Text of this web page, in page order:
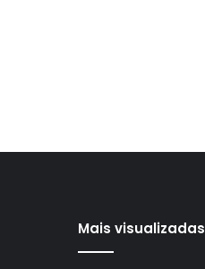
Mais visualizadas